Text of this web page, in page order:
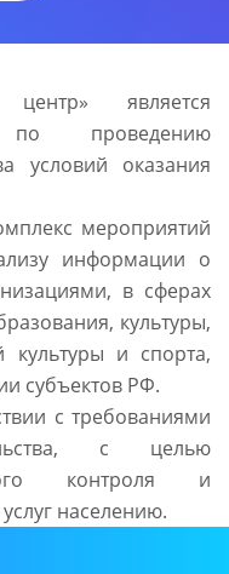
центр» является
по проведению
условий оказания
мероприятий
информации о
в сферах
культуры,
культуры и спорта,
субъектов РФ.
с требованиями
с целью
контроля и
населению.